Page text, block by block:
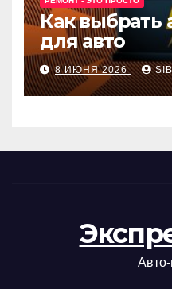
Как выбрать
для авто
8 ИЮНЯ 2026